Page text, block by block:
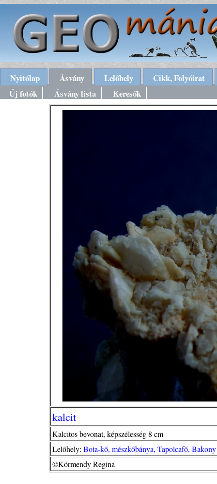
Nyitólap Ásvány Lelőhely
Cikk, Folyóirat
Új fotók
Ásvány lista Keresők
kalcit
Kalcitos bevonat, képszélesség 8 cm
Lelőhely: Bota-kő, mészkőbánya, Tapolcafő,
©Körmendy Regina